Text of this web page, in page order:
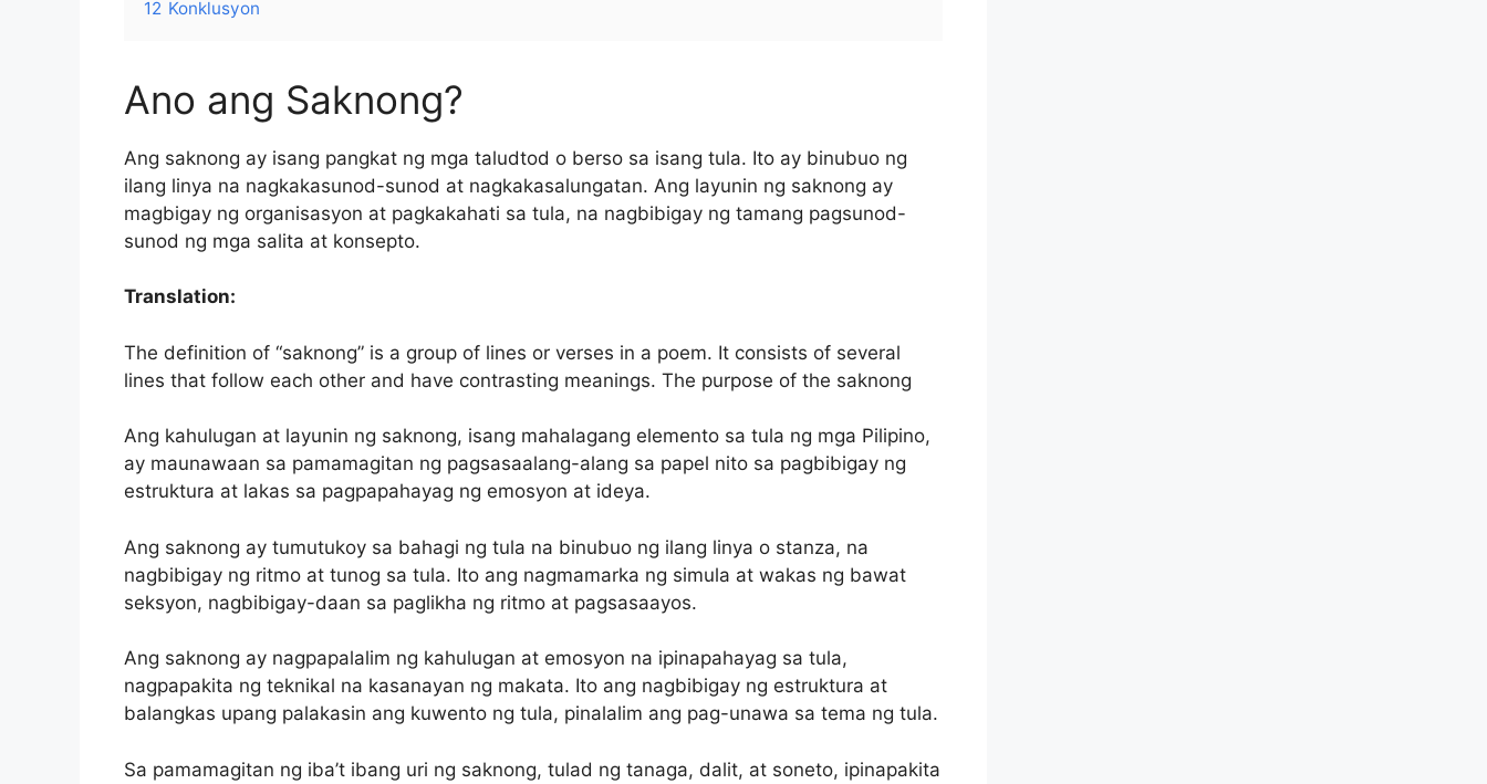
12 Konklusyon
Ano ang Saknong?
Ang saknong ay isang pangkat ng mga taludtod o berso sa isang tula. Ito ay binubuo ng
ilang linya na nagkakasunod-sunod at nagkakasalungatan. Ang layunin ng saknong ay
magbigay ng organisasyon at pagkakahati sa tula, na nagbibigay ng tamang pagsunod-
sunod ng mga salita at konsepto.
Translation:
The definition of “saknong” is a group of lines or verses in a poem. It consists of several
lines that follow each other and have contrasting meanings. The purpose of the saknong
Ang kahulugan at layunin ng saknong, isang mahalagang elemento sa tula ng mga Pilipino,
ay maunawaan sa pamamagitan ng pagsasaalang-alang sa papel nito sa pagbibigay ng
estruktura at lakas sa pagpapahayag ng emosyon at ideya.
Ang saknong ay tumutukoy sa bahagi ng tula na binubuo ng ilang linya o stanza, na
nagbibigay ng ritmo at tunog sa tula. Ito ang nagmamarka ng simula at wakas ng bawat
seksyon, nagbibigay-daan sa paglikha ng ritmo at pagsasaayos.
Ang saknong ay nagpapalalim ng kahulugan at emosyon na ipinapahayag sa tula,
nagpapakita ng teknikal na kasanayan ng makata. Ito ang nagbibigay ng estruktura at
balangkas upang palakasin ang kuwento ng tula, pinalalim ang pag-unawa sa tema ng tula.
Sa pamamagitan ng iba’t ibang uri ng saknong, tulad ng tanaga, dalit, at soneto, ipinapakita